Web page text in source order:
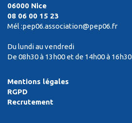
06000 Nice
08 06 00 15 23
Mél :pep06.association@pep06.fr
Du lundi au vendredi
De 08h30 à 13h00 et de 14h00 à 16h30
Mentions légales
RGPD
Recrutement